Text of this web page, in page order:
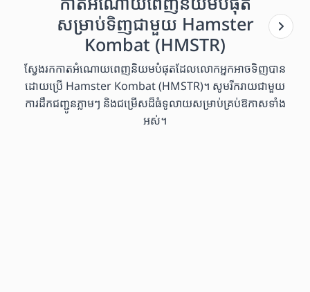
សម្រាប់ទិញជាមួយ Hamster
Kombat (HMSTR)
ស្វែងរកកាតអំណោយពេញនិយមបំផុតដែលលោកអ្នកអាចទិញបាន
ដោយប្រើ Hamster Kombat (HMSTR)។ សូមរីករាយជាមួយ
ការដឹកជញ្ជូនភ្លាមៗ និងជម្រើសដ៏ធំទូលាយសម្រាប់គ្រប់ឱកាសទាំង
អស់។